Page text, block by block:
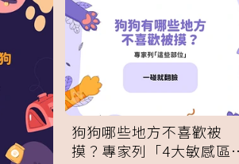
狗狗哪些地方不喜歡被
摸？專家列「4大敏感區